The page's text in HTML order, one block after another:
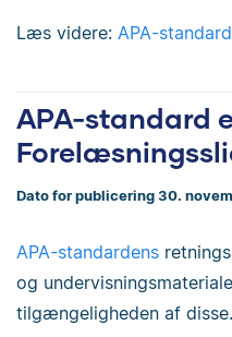
Læs videre: APA-
APA-standard
Dato for publicering 30.
APA-standardens
og
tilgængeligheden af